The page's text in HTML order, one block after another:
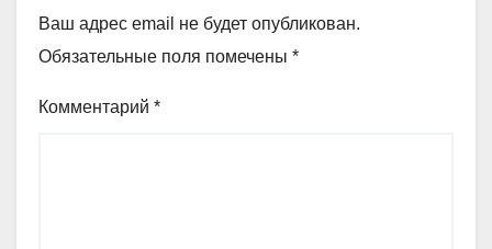
Ваш адрес email не будет опубликован.
Обязательные поля помечены *
Комментарий *